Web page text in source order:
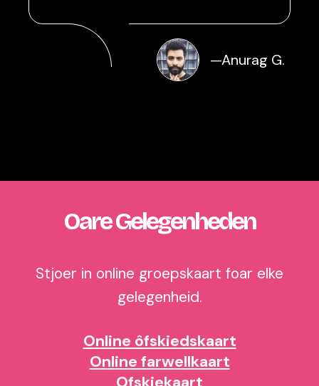
—Anurag G.
Oare Gelegenheden
Stjoer in online groepskaart foar elke
gelegenheid.
Online ôfskiedskaart
Online farwellkaart